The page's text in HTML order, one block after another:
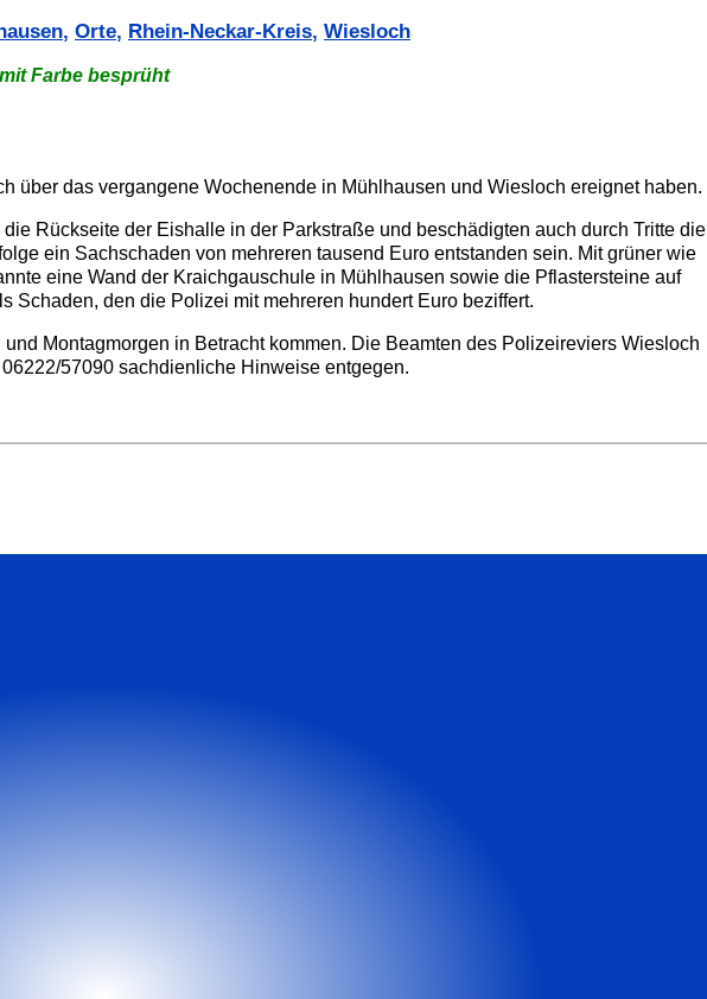
, Orte, Rhein-Neckar-Kreis, Wiesloch
Farbe besprüht
über das vergangene Wochenende in Mühlhausen und Wiesloch ereignet haben.
Rückseite der Eishalle in der Parkstraße und beschädigten auch durch Tritte die
ein Sachschaden von mehreren tausend Euro entstanden sein. Mit grüner wie
eine Wand der Kraichgauschule in Mühlhausen sowie die Pflastersteine auf
Schaden, den die Polizei mit mehreren hundert Euro beziffert.
Montagmorgen in Betracht kommen. Die Beamten des Polizeireviers Wiesloch
57090 sachdienliche Hinweise entgegen.